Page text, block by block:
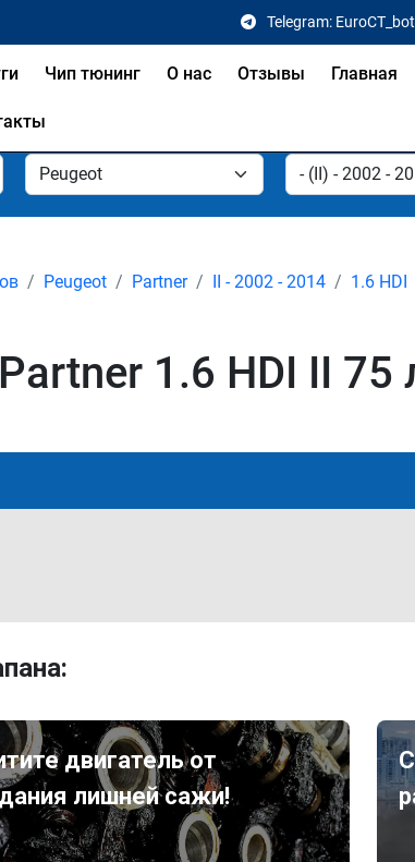
Telegram: EuroCT_bot
Чип тюнинг О нас Отзывы Главная
Peugeot Partner II - 2002 - 2014 1.6 HDI
1.6 HDI II 75
двигатель от
лишней сажи!